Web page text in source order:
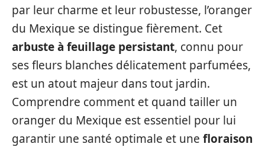
par leur charme et leur robustesse, l’oranger
du Mexique se distingue fièrement. Cet
arbuste à feuillage persistant, connu pour
ses fleurs blanches délicatement parfumées,
est un atout majeur dans tout jardin.
Comprendre comment et quand tailler un
oranger du Mexique est essentiel pour lui
garantir une santé optimale et une floraison